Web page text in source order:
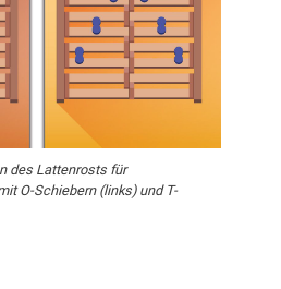
des Lattenrosts für
O-Schiebern (links) und T-